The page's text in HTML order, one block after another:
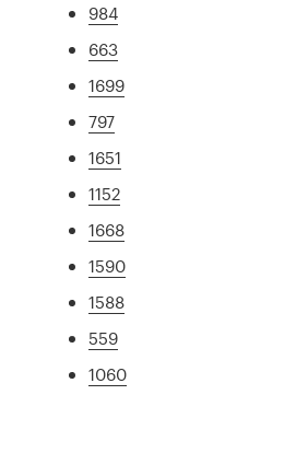
984
663
1699
797
1651
1152
1668
1590
1588
559
1060